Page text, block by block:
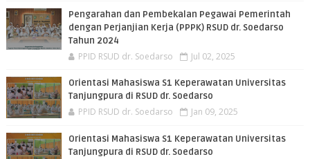
Pengarahan dan Pembekalan Pegawai Pemerintah
dengan Perjanjian Kerja (PPPK) RSUD dr. Soedarso
Tahun 2024
PPID RSUD dr. Soedarso Jul 02, 2025
Orientasi Mahasiswa S1 Keperawatan Universitas
Tanjungpura di RSUD dr. Soedarso
PPID RSUD dr. Soedarso Jan 09, 2025
Orientasi Mahasiswa S1 Keperawatan Universitas
Tanjungpura di RSUD dr. Soedarso